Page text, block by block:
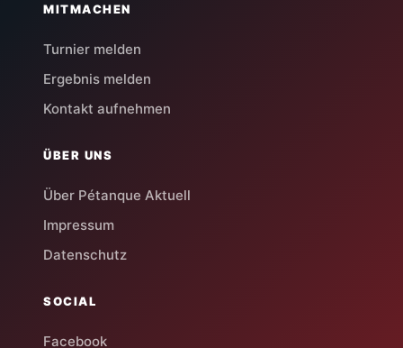
MITMACHEN
Turnier melden
Ergebnis melden
Kontakt aufnehmen
ÜBER UNS
Über Pétanque Aktuell
Impressum
Datenschutz
SOCIAL
Facebook